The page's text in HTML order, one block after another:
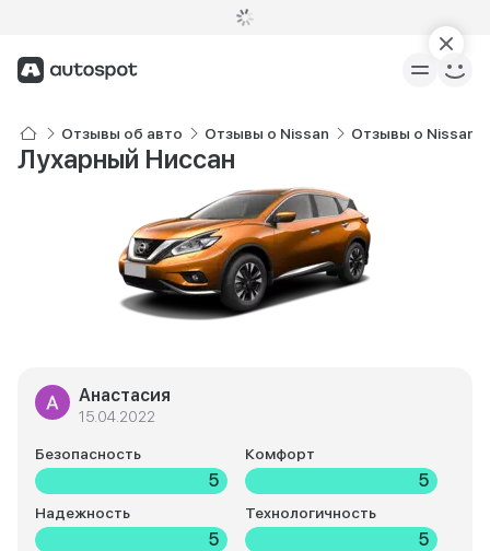
Отзывы об авто Отзывы о Nissan Отзывы о Nissan
Лухарный Ниссан
Анастасия
15.04.2022
Безопасность
5
Комфорт
5
Надежность
5
Технологичность
5